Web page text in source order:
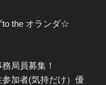
to the オランダ☆
局員募集！
加者(気持だけ）優